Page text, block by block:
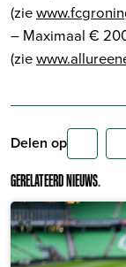
(zie
– Maximaal €
(zie
Delen op
GERELATEERD NIEUWS.